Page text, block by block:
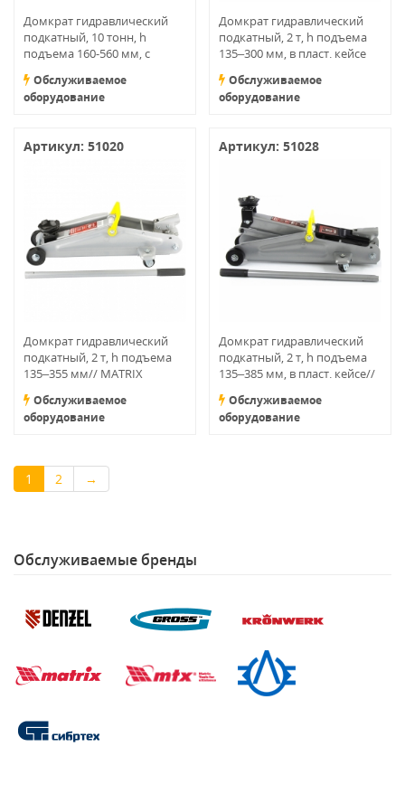
Домкрат гидравлический
подкатный, 10 тонн, h
подъема 160-560 мм, с
подъема MATRIX
Обслуживаемое
оборудование
Домкрат гидравлический
подкатный, 2 т, h подъема
135–300 мм, в пласт. кейсе
Обслуживаемое
оборудование
Артикул: 51020
Домкрат гидравлический
подкатный, 2 т, h подъема
135–355 мм// MATRIX
Обслуживаемое
оборудование
Артикул: 51028
Домкрат гидравлический
подкатный, 2 т, h подъема
135–385 мм, в пласт. кейсе//
Обслуживаемое
оборудование
1 2 →
Обслуживаемые бренды